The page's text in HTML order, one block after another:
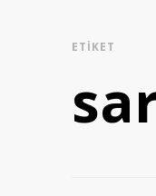
ETIKET